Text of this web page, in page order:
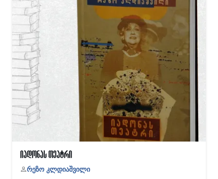
იადონას თეატრი
რეზო კლდიაშვილი